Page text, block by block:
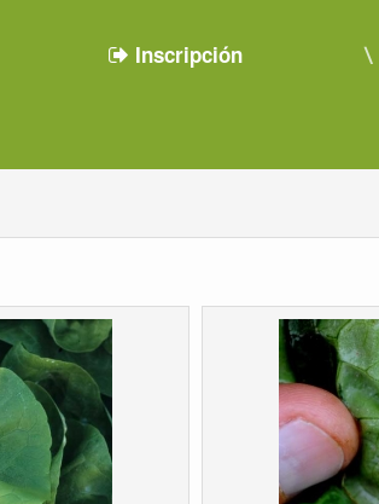
Inscripción